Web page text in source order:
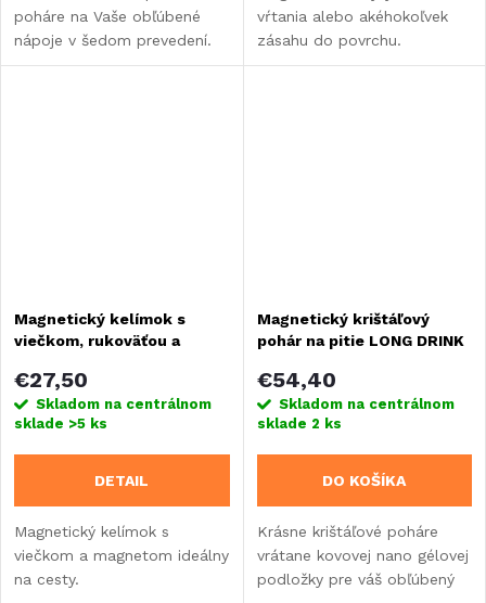
poháre na Vaše obľúbené
nápoje v šedom prevedení.
vŕtania alebo akéhokoľvek
zásahu do povrchu.
Magnetický kelímok s
viečkom, rukoväťou a
€27,50
Skladom na centrálnom
sklade >5 ks
DETAIL
Magnetický kelímok s
viečkom a magnetom ideálny
na cesty.
Magnetický krištáľový
pohár na pitie LONG DRINK
€54,40
Skladom na centrálnom
sklade 2 ks
DO KOŠÍKA
Krásne krištáľové poháre
vrátane kovovej nano gélovej
podložky pre váš obľúbený